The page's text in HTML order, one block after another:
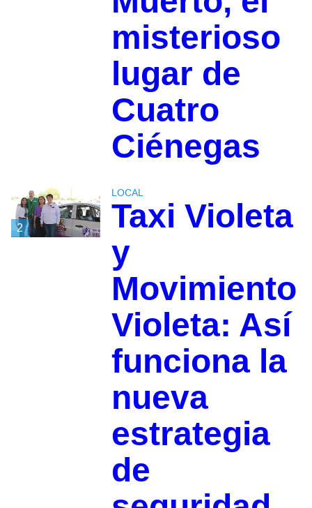
misterioso
lugar de
Cuatro
Ciénegas
2
LOCAL
Taxi Violeta
y
Movimiento
Violeta: Así
funciona la
nueva
estrategia
de